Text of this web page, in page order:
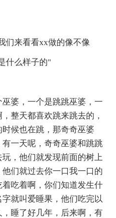
们来看看xx做的像不像
什么样子的"
婆，一个是跳跳巫婆，一
整天都喜欢跳来跳去的，
候也在跳，那奇奇巫婆
一天呢，奇奇巫婆和跳跳
，他们就发现前面的树上
们就过去你一口我一口的
吃着啊，你们知道发生什
就叫爱睡果，他们吃完以
睡了好几年，后来啊，有